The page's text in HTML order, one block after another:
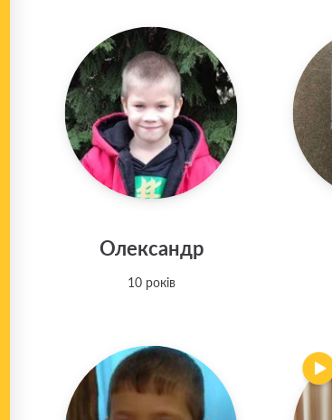
Олександр
10 років